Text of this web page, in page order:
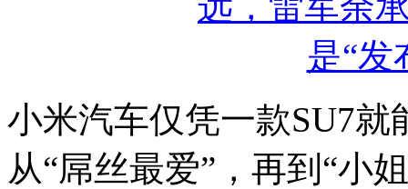
小米汽车仅凭一款SU7就
从“屌丝最爱”，再到“小